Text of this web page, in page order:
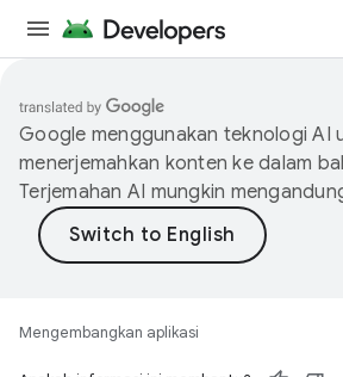
Google menggunakan teknologi AI
menerjemahkan konten ke dalam
Terjemahan AI mungkin
Mengembangkan aplikasi